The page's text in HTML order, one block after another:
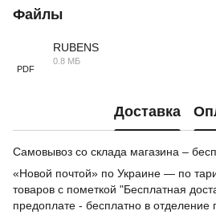
Файлы
PDF
RUBENS
0.8 МБ
Доставка
Самовывоз со склада магазина –
«Новой почтой» по Украине — по
товаров с пометкой "Бесплатная
предоплате - бесплатно в отделение